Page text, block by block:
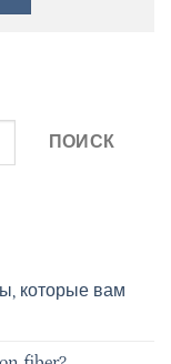
ПОИСК
которые вам